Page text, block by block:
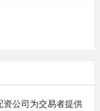
资公司为交易者提供